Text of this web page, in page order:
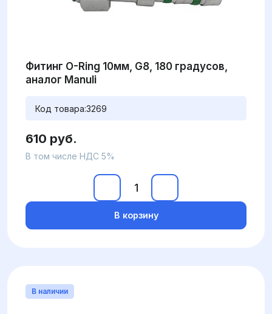
Фитинг O-Ring 10мм, G8, 180 градусов,
аналог Manuli
Код товара:3269
610 руб.
В том числе НДС 5%
В корзину
В наличии